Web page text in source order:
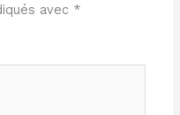
avec *